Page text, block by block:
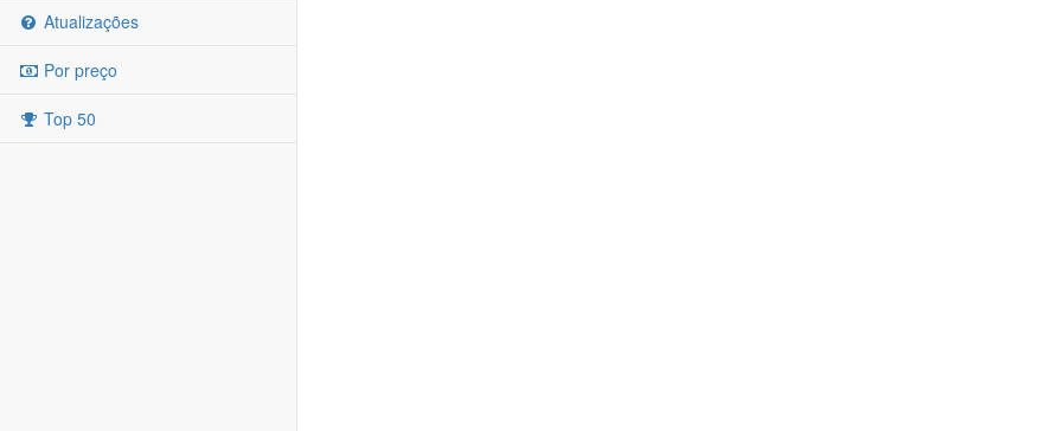
Atualizações
Por preço
Top 50